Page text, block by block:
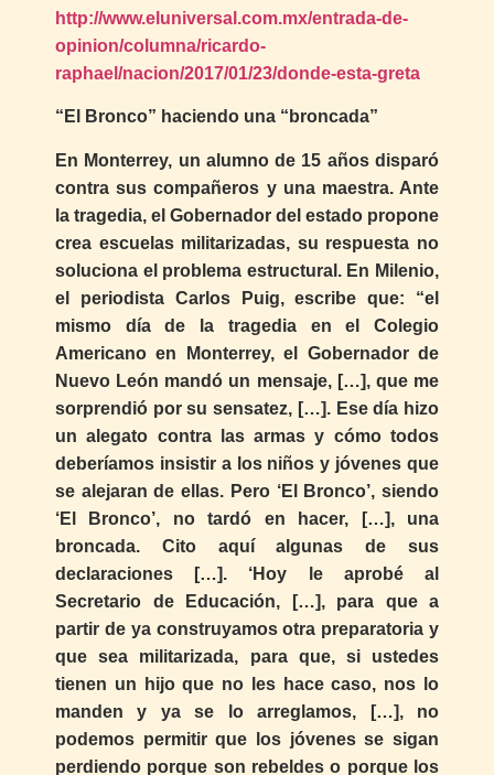
http://www.eluniversal.com.mx/entrada-de-
opinion/columna/ricardo-
raphael/nacion/2017/01/23/donde-esta-greta
“El Bronco” haciendo una “broncada”
En Monterrey, un alumno de 15 años disparó
contra sus compañeros y una maestra. Ante
la tragedia, el Gobernador del estado propone
crea escuelas militarizadas, su respuesta no
soluciona el problema estructural. En Milenio,
el periodista Carlos Puig, escribe que: “el
mismo día de la tragedia en el Colegio
Americano en Monterrey, el Gobernador de
Nuevo León mandó un mensaje, […], que me
sorprendió por su sensatez, […]. Ese día hizo
un alegato contra las armas y cómo todos
deberíamos insistir a los niños y jóvenes que
se alejaran de ellas. Pero ‘El Bronco’, siendo
‘El Bronco’, no tardó en hacer, […], una
broncada. Cito aquí algunas de sus
declaraciones […]. ‘Hoy le aprobé al
Secretario de Educación, […], para que a
partir de ya construyamos otra preparatoria y
que sea militarizada, para que, si ustedes
tienen un hijo que no les hace caso, nos lo
manden y ya se lo arreglamos, […], no
podemos permitir que los jóvenes se sigan
perdiendo porque son rebeldes o porque los